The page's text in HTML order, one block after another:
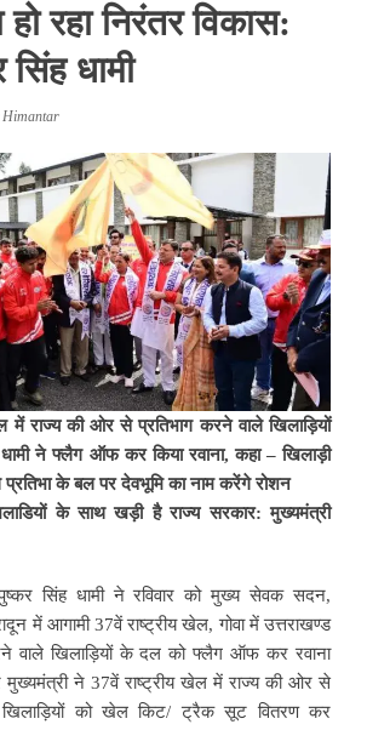
रहा निरंतर विकास:
सिंह धामी
Himantar
में राज्य की ओर से प्रतिभाग करने वाले खिलाड़ियों
ने फ्लैग ऑफ कर किया रवाना, कहा – खिलाड़ी
के बल पर देवभूमि का नाम करेंगे रोशन
के साथ खड़ी है राज्य सरकार: मुख्यमंत्री
सिंह धामी ने रविवार को मुख्य सेवक सदन,
में आगामी 37वें राष्ट्रीय खेल, गोवा में उत्तराखण्ड
वाले खिलाड़ियों के दल को फ्लैग ऑफ कर रवाना
ने 37वें राष्ट्रीय खेल में राज्य की ओर से
खिलाड़ियों को खेल किट/ ट्रैक सूट वितरण कर